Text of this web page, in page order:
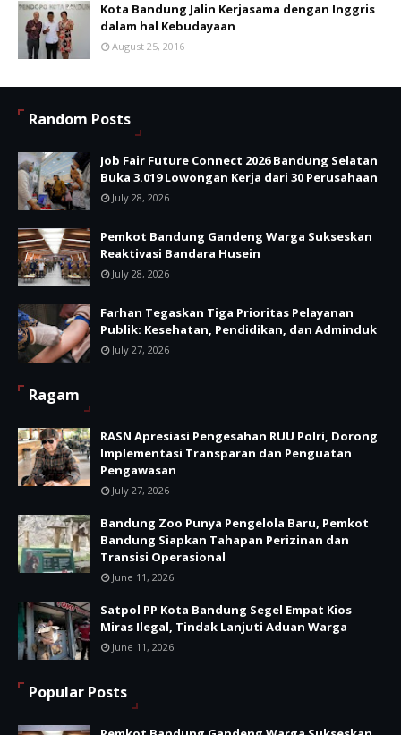
Kota Bandung Jalin Kerjasama dengan Inggris
dalam hal Kebudayaan
August 25, 2016
Random Posts
Job Fair Future Connect 2026 Bandung Selatan
Buka 3.019 Lowongan Kerja dari 30 Perusahaan
July 28, 2026
Pemkot Bandung Gandeng Warga Sukseskan
Reaktivasi Bandara Husein
July 28, 2026
Farhan Tegaskan Tiga Prioritas Pelayanan
Publik: Kesehatan, Pendidikan, dan Adminduk
July 27, 2026
Ragam
RASN Apresiasi Pengesahan RUU Polri, Dorong
Implementasi Transparan dan Penguatan
Pengawasan
July 27, 2026
Bandung Zoo Punya Pengelola Baru, Pemkot
Bandung Siapkan Tahapan Perizinan dan
Transisi Operasional
June 11, 2026
Satpol PP Kota Bandung Segel Empat Kios
Miras Ilegal, Tindak Lanjuti Aduan Warga
June 11, 2026
Popular Posts